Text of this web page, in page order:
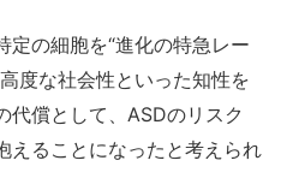
定の細胞を“進化の特急レー
度な社会性といった知性を
代償として、ASDのリスク
えることになったと考えられ